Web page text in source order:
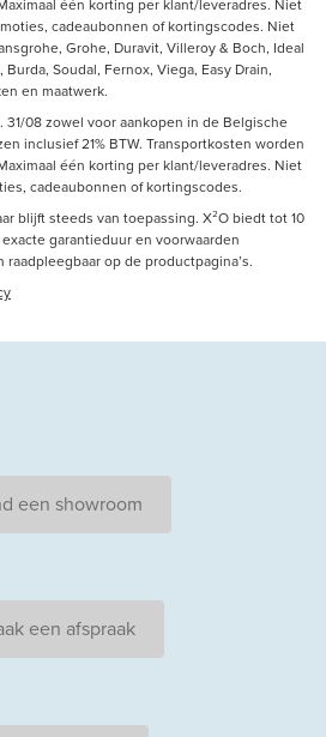
één korting per klant/leveradres. Niet
cadeaubonnen of kortingscodes. Niet
Grohe, Duravit, Villeroy & Boch, Ideal
Soudal, Fernox, Viega, Easy Drain,
en maatwerk.
31/08 zowel voor aankopen in de Belgische
inclusief 21% BTW. Transportkosten worden
één korting per klant/leveradres. Niet
cadeaubonnen of kortingscodes.
blijft steeds van toepassing. X²O biedt tot 10
garantieduur en voorwaarden
op de productpagina’s.
een showroom
een afspraak